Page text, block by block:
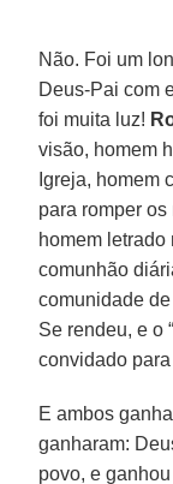
Não. Foi um
Deus-Pai com
foi muita luz!
visão, homem
Igreja, homem
para romper
homem
comunhão
comunidade
Se rendeu, e o
convidado
E ambos
ganharam:
povo, e